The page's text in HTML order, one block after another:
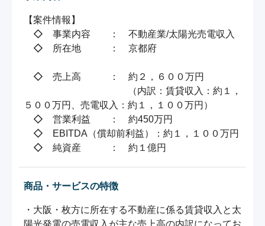
【案件情報】
◇　事業内容　　：　不動産業/太陽光売電収入
◇　所在地　　　：　京都府
◇　売上高　　　：　約２，６００万円
（内訳：賃貸収入：約１，
５００万円、売電収入：約１，１００万円）
◇　営業利益　　：　約450万円
◇　EBITDA（償却前利益）：約１，１００万円
◇　純資産　　　：　約１億円
商品・サービスの特徴
・大阪・枚方に所在する不動産に係る賃貸収入と太